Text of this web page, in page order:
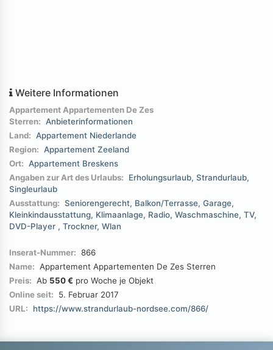
Weitere Informationen
Appartement Appartementen De Zes
Sterren: Anbieterinformationen
Land: Appartement Niederlande
Region: Appartement Zeeland
Ort: Appartement Breskens
Angaben zur Art des Urlaubs:
Erholungsurlaub Strandurlaub
Singleurlaub
Ausstattung: Seniorengerecht Balkon/Terrasse Garage
Kleinkindausstattung Klimaanlage Radio Waschmaschine TV
DVD-Player
Trockner Wlan
Inserat-Nummer: 866
Name: Appartement Appartementen De Zes Sterren
Preis: Ab 550 € pro Woche je Objekt
Online seit:
5. Februar 2017
URL:
https://www.strandurlaub-nordsee.com/866/